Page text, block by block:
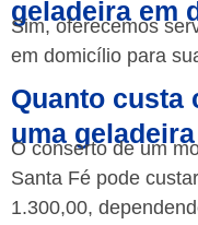
geladeira em
Sim, oferecemos
em domicílio para
Quanto custa
uma
O conserto de um
Santa Fé pode
1.300,00,